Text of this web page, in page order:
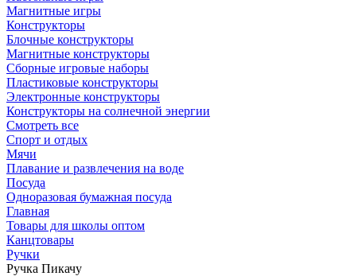
Магнитные игры
Конструкторы
Блочные конструкторы
Магнитные конструкторы
Сборные игровые наборы
Пластиковые конструкторы
Электронные конструкторы
Конструкторы на солнечной энергии
Смотреть все
Спорт и отдых
Мячи
Плавание и развлечения на воде
Посуда
Одноразовая бумажная посуда
Главная
Товары для школы оптом
Канцтовары
Ручки
Ручка Пикачу